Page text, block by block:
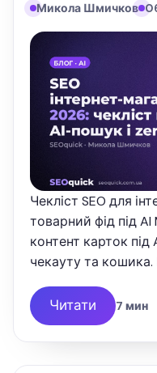
Микола Шмичков
Чекліст SEO для
товарний фід під
контент карток під
чекауту та
Читати 7 мин